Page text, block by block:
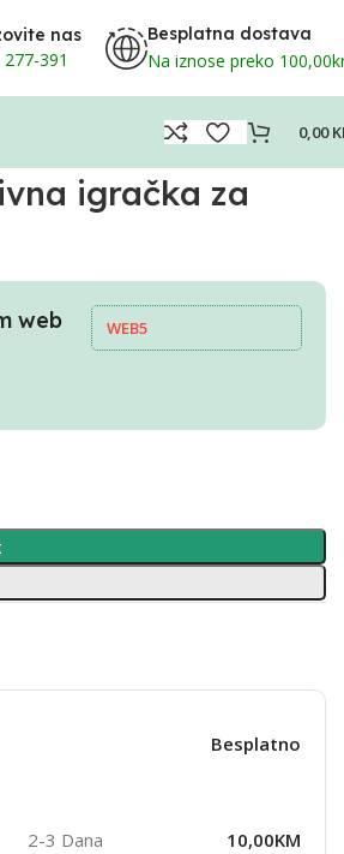
nas
391
Besplatna dostava
Na iznose preko
0,00
igračka za
web
WEB5
Besplatno
2-3 Dana 10,00KM